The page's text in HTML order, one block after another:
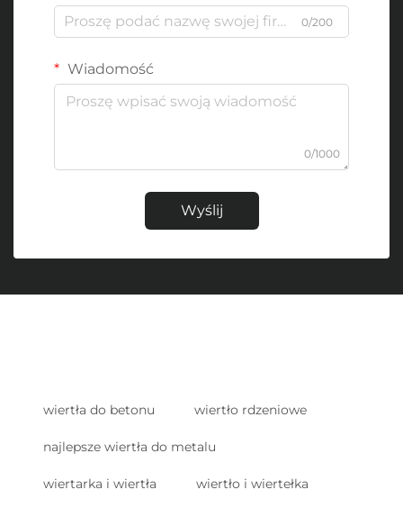
0/200
Wiadomość
0/1000
Wyślij
wiertła do betonu wiertło rdzeniowe
najlepsze wiertła do metalu
wiertarka i wiertła wiertło i wiertełka